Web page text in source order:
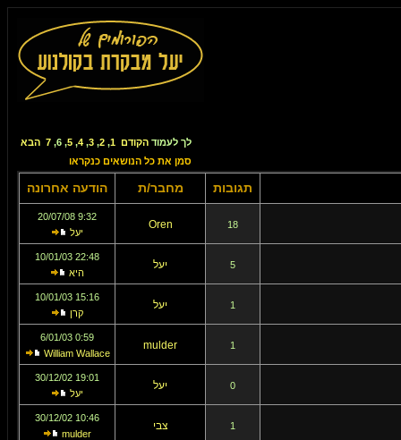
לך לעמוד הקודם 1
,
2
,
3
,
4
,
5
,
6
,
7 הבא
סמן את כל הנושאים כנקראו
תגובות מחבר/ת הודעה אחרונה
18
Oren
9:32 20/07/08
יעל
5 יעל
22:48 10/01/03
היא
1 יעל
15:16 10/01/03
קרן
1
mulder
0:59 6/01/03
William Wallace
0 יעל
19:01 30/12/02
יעל
1 צבי
10:46 30/12/02
mulder